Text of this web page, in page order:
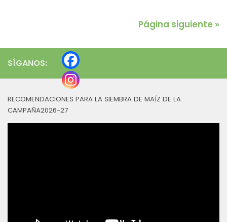
Página siguiente »
SÍGANOS:
RECOMENDACIONES PARA LA SIEMBRA DE MAÍZ DE LA
CAMPAÑA2026-27